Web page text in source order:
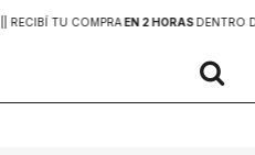
| RECIBÍ TU COMPRAEN 2 HORASDENTRO